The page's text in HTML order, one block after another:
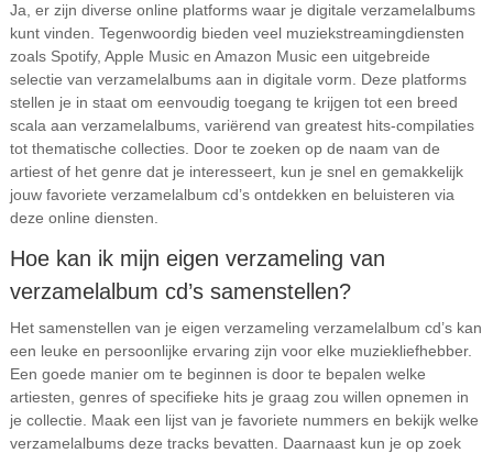
Ja, er zijn diverse online platforms waar je digitale verzamelalbums
kunt vinden. Tegenwoordig bieden veel muziekstreamingdiensten
zoals Spotify, Apple Music en Amazon Music een uitgebreide
selectie van verzamelalbums aan in digitale vorm. Deze platforms
stellen je in staat om eenvoudig toegang te krijgen tot een breed
scala aan verzamelalbums, variërend van greatest hits-compilaties
tot thematische collecties. Door te zoeken op de naam van de
artiest of het genre dat je interesseert, kun je snel en gemakkelijk
jouw favoriete verzamelalbum cd’s ontdekken en beluisteren via
deze online diensten.
Hoe kan ik mijn eigen verzameling van
verzamelalbum cd’s samenstellen?
Het samenstellen van je eigen verzameling verzamelalbum cd’s kan
een leuke en persoonlijke ervaring zijn voor elke muziekliefhebber.
Een goede manier om te beginnen is door te bepalen welke
artiesten, genres of specifieke hits je graag zou willen opnemen in
je collectie. Maak een lijst van je favoriete nummers en bekijk welke
verzamelalbums deze tracks bevatten. Daarnaast kun je op zoek